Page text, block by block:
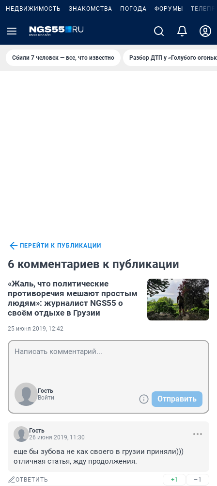
НЕДВИЖИМОСТЬ ЗНАКОМСТВА ПОГОДА ФОРУМЫ
Сбили 7 человек — все, что известно Разбор ДТП у «Голубого
ПЕРЕЙТИ К ПУБЛИКАЦИИ
6 комментариев к публикации
«Жаль, что политические
противоречия мешают простым
людям»: журналист NGS55 о
своём отдыхе в Грузии
25 июня 2019, 12:42
Гость
Войти
Отправить
Гость
26 июня 2019, 11:30
еще бы зубова не как своего в грузии приняли)))
отличная статья, жду продолжения.
ОТВЕТИТЬ +1 –1